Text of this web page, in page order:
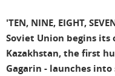
'TEN, NINE, EIGHT,
Soviet Union begins
Kazakhstan, the first
Gagarin - launches into